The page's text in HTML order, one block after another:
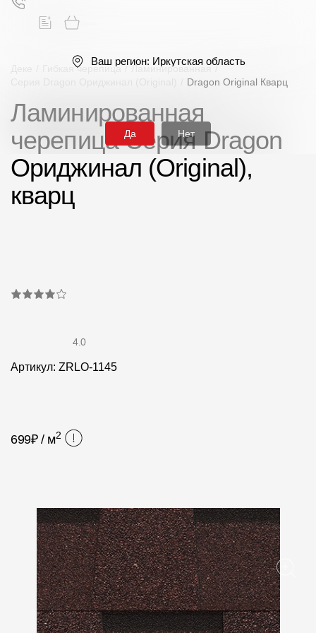
Поиск
Продукция
Софиты
Ламинированная черепица
Комплектующие к кровле
Кровельная вентиляция
Водостоки
Гибкая черепица / Ламинированная /
Dragon Original Кварц
Ламинированная
черепица Серия Dragon
Ориджинал (Original),
кварц
4.0
Артикул: ZRLO-1145
699₽ / м2
Ваш регион: Иркутская область
Да Нет